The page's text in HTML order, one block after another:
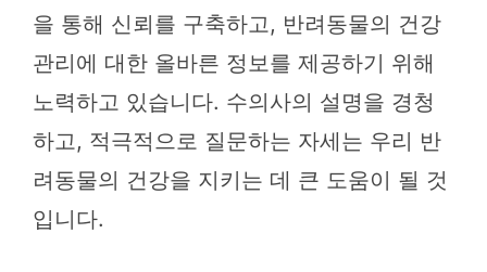
을 통해 신뢰를 구축하고, 반려동물의 건강
관리에 대한 올바른 정보를 제공하기 위해
노력하고 있습니다. 수의사의 설명을 경청
하고, 적극적으로 질문하는 자세는 우리 반
려동물의 건강을 지키는 데 큰 도움이 될 것
입니다.